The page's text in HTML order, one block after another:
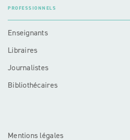
PROFESSIONNELS
Enseignants
Libraires
Journalistes
Bibliothécaires
Mentions légales